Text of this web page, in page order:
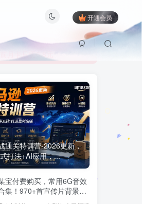
开通会员
月卡只需6.8元
联系站长
月卡只需6.8元
通关特训营-2026更新，
打法+AI应用，...
宝付费购买，常用6G音效
集！970+首宣传片背景音